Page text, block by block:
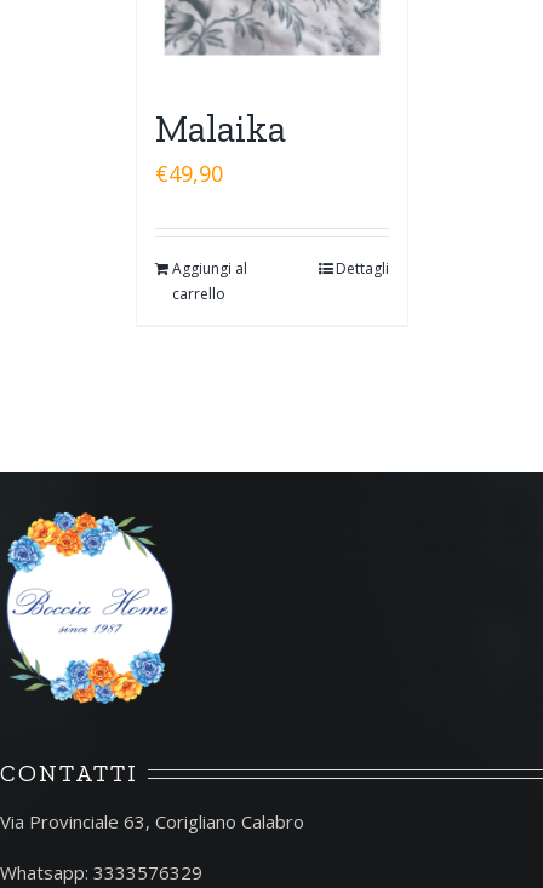
Malaika
€49,90
Aggiungi al
carrello
Dettagli
CONTATTI
Via Provinciale 63, Corigliano Calabro
Whatsapp: 3333576329